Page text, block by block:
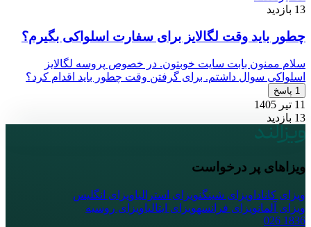
13 بازدید
چطور باید وقت لگالایز برای سفارت اسلواکی بگیرم؟
سلام ممنون بابت سایت خوبتون. در خصوص پروسه لگالایز
اسلواکی سوال داشتم. برای گرفتن وقت چطور باید اقدام کرد؟
1 پاسخ
11 تیر 1405
13 بازدید
ویزاهای پر درخواست
ویزای کانادا ویزای شینگنویزای استرالیاویزای انگلیس
ویزای آلمانویزای فرانسهویزای ایتالیاویزای روسیه
1836